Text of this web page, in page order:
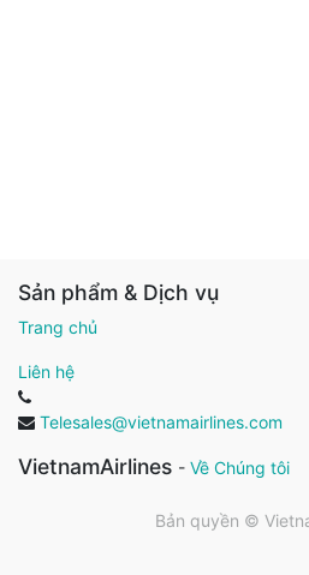
Sản phẩm & Dịch vụ
Trang chủ
Liên hệ
Telesales@vietnamairlines.com
VietnamAirlines - Về Chúng tôi
Bản quyền ©